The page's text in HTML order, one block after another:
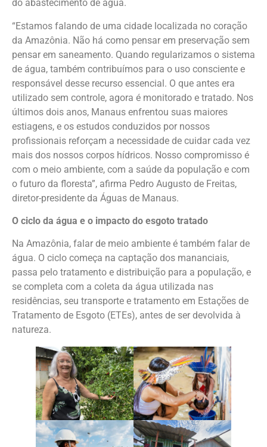
do abastecimento de água.
“Estamos falando de uma cidade localizada no coração
da Amazônia. Não há como pensar em preservação sem
pensar em saneamento. Quando regularizamos o sistema
de água, também contribuímos para o uso consciente e
responsável desse recurso essencial. O que antes era
utilizado sem controle, agora é monitorado e tratado. Nos
últimos dois anos, Manaus enfrentou suas maiores
estiagens, e os estudos conduzidos por nossos
profissionais reforçam a necessidade de cuidar cada vez
mais dos nossos corpos hídricos. Nosso compromisso é
com o meio ambiente, com a saúde da população e com
o futuro da floresta”, afirma Pedro Augusto de Freitas,
diretor-presidente da Águas de Manaus.
O ciclo da água e o impacto do esgoto tratado
Na Amazônia, falar de meio ambiente é também falar de
água. O ciclo começa na captação dos mananciais,
passa pelo tratamento e distribuição para a população, e
se completa com a coleta da água utilizada nas
residências, seu transporte e tratamento em Estações de
Tratamento de Esgoto (ETEs), antes de ser devolvida à
natureza.